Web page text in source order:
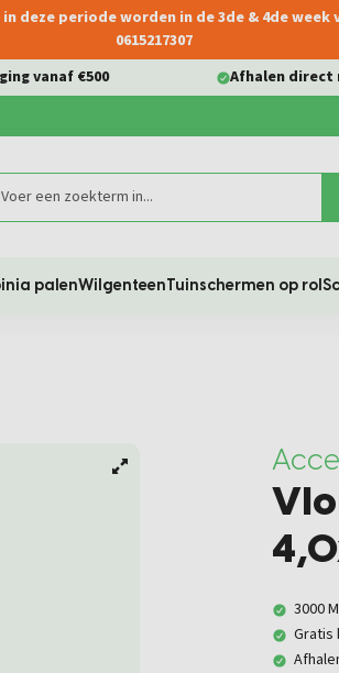
deze periode worden in de 3de & 4de
0615217307
vanaf €500 Afhalen direct
palenWilgenteenTuinschermen op rol
3000
Gratis